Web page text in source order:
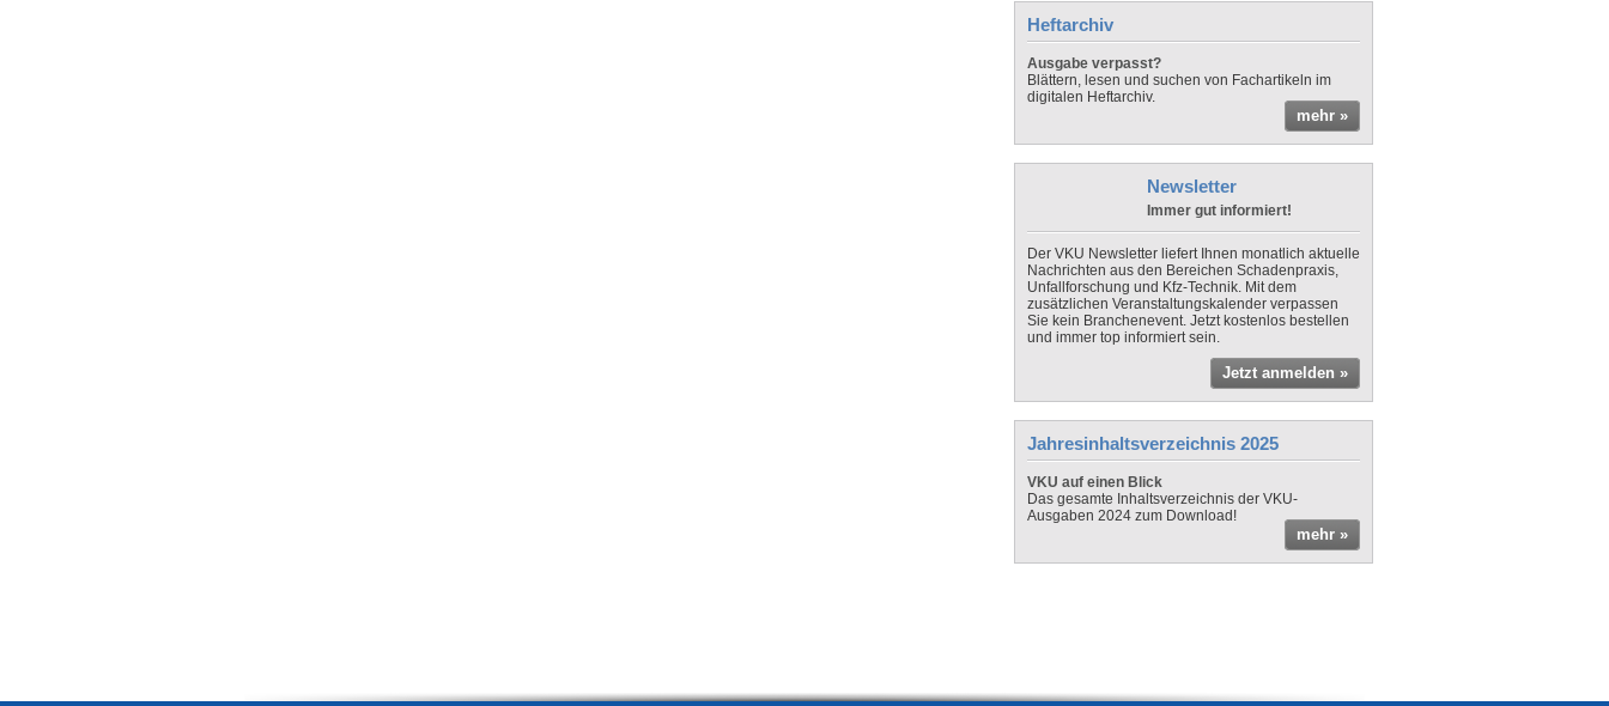
Heftarchiv
Ausgabe verpasst?
Blättern, lesen und suchen von Fachartikeln im
digitalen Heftarchiv.
mehr »
Newsletter
Immer gut informiert!
Der VKU Newsletter liefert Ihnen monatlich aktuelle
Nachrichten aus den Bereichen Schadenpraxis,
Unfallforschung und Kfz-Technik. Mit dem
zusätzlichen Veranstaltungskalender verpassen
Sie kein Branchenevent. Jetzt kostenlos bestellen
und immer top informiert sein.
Jetzt anmelden »
Jahresinhaltsverzeichnis 2025
VKU auf einen Blick
Das gesamte Inhaltsverzeichnis der VKU-
Ausgaben 2024 zum Download!
mehr »